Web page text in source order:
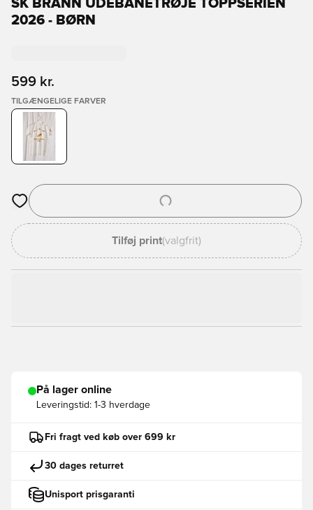
SK BRANN UDEBANETRØJE TOPPSERIEN
2026 - BØRN
599 kr.
TILGÆNGELIGE FARVER
Åbner en Modal til at logge ind eller tilmelde dig som medlem
Tilføj print(valgfrit)
På lager online
Leveringstid: 1-3 hverdage
Fri fragt ved køb over 699 kr
30 dages returret
Unisport prisgaranti